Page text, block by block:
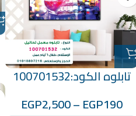
تابلوه الكود:100701532
EGP190
–
EGP2,500